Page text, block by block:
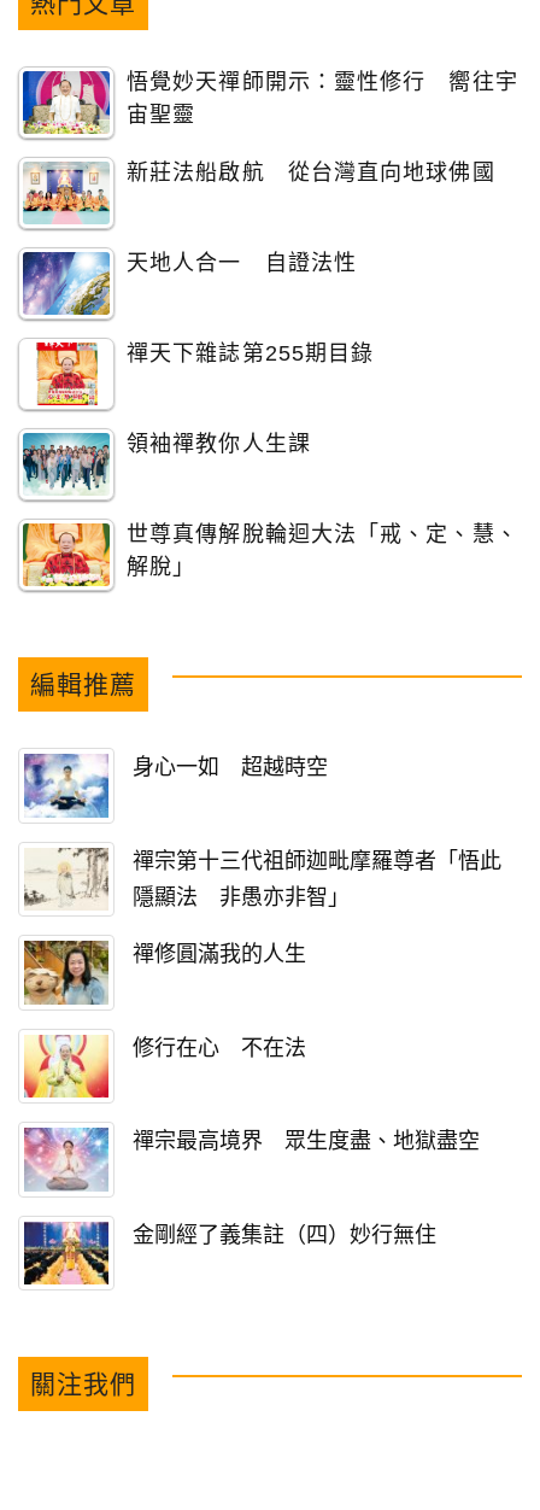
悟覺妙天禪師開示：靈性修行 嚮往宇
宙聖靈
新莊法船啟航 從台灣直向地球佛國
天地人合一 自證法性
禪天下雜誌第255期目錄
領袖禪教你人生課
世尊真傳解脫輪迴大法「戒、定、慧、
解脫」
編輯推薦
身心一如 超越時空
禪宗第十三代祖師迦毗摩羅尊者「悟此
隱顯法 非愚亦非智」
禪修圓滿我的人生
修行在心 不在法
禪宗最高境界 眾生度盡、地獄盡空
金剛經了義集註（四）妙行無住
關注我們